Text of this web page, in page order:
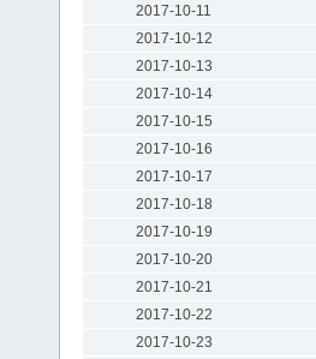
2017-10-11
2017-10-12
2017-10-13
2017-10-14
2017-10-15
2017-10-16
2017-10-17
2017-10-18
2017-10-19
2017-10-20
2017-10-21
2017-10-22
2017-10-23